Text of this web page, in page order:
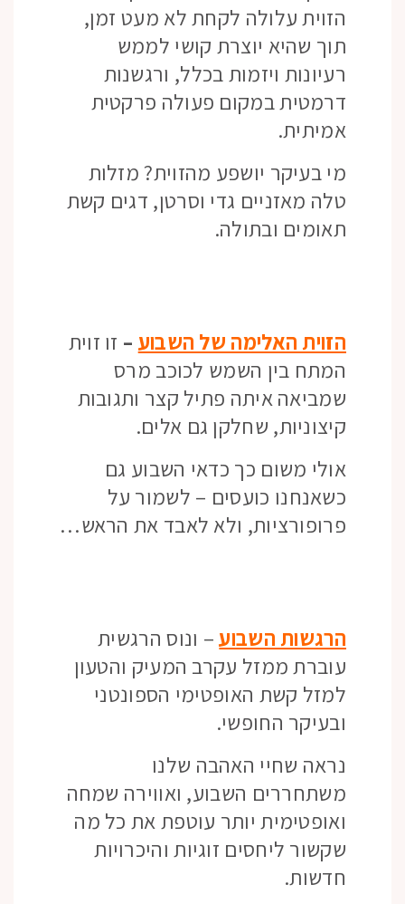
הזוית עלולה לקחת לא מעט זמן,
תוך שהיא יוצרת קושי לממש
רעיונות ויזמות בכלל, ורגשנות
דרמטית במקום פעולה פרקטית
אמיתית.
מי בעיקר יושפע מהזוית? מזלות
טלה מאזניים גדי וסרטן, דגים קשת
תאומים ובתולה.
הזוית האלימה של השבוע – זו זוית
המתח בין השמש לכוכב מרס
שמביאה איתה פתיל קצר ותגובות
קיצוניות, שחלקן גם אלים.
אולי משום כך כדאי השבוע גם
כשאנחנו כועסים – לשמור על
פרופורציות, ולא לאבד את הראש…
הרגשות השבוע– ונוס הרגשית
עוברת ממזל עקרב המעיק והטעון
למזל קשת האופטימי הספונטני
ובעיקר החופשי.
נראה שחיי האהבה שלנו
משתחררים השבוע, ואווירה שמחה
ואופטימית יותר עוטפת את כל מה
שקשור ליחסים זוגיות והיכרויות
חדשות.